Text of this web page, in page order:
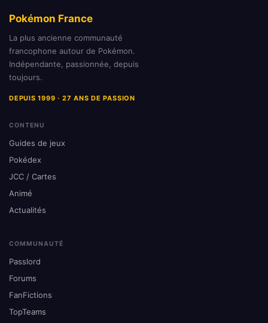
Pokémon France
La plus ancienne communauté
francophone autour de Pokémon.
Indépendante, passionnée, depuis
toujours.
DEPUIS 1999 · 27 ANS DE PASSION
CONTENU
Guides de jeux
Pokédex
JCC / Cartes
Animé
Actualités
COMMUNAUTÉ
Passlord
Forums
FanFictions
TopTeams